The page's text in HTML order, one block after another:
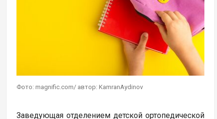
Фото: magnific.com/ автор: KamranAydinov
Заведующая отделением детской ортопедической